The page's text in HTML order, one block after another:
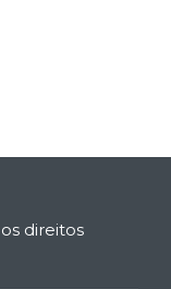
direitos